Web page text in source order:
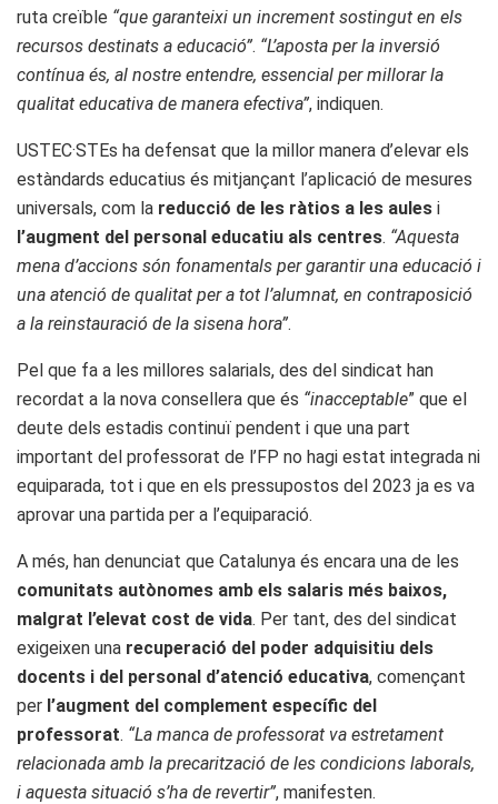
ruta creïble “que garanteixi un increment sostingut en els
recursos destinats a educació”. “L’aposta per la inversió
contínua és, al nostre entendre, essencial per millorar la
qualitat educativa de manera efectiva”, indiquen.
USTEC·STEs ha defensat que la millor manera d’elevar els
estàndards educatius és mitjançant l’aplicació de mesures
universals, com la reducció de les ràtios a les aules i
l’augment del personal educatiu als centres. “Aquesta
mena d’accions són fonamentals per garantir una educació i
una atenció de qualitat per a tot l’alumnat, en contraposició
a la reinstauració de la sisena hora”.
Pel que fa a les millores salarials, des del sindicat han
recordat a la nova consellera que és “inacceptable” que el
deute dels estadis continuï pendent i que una part
important del professorat de l’FP no hagi estat integrada ni
equiparada, tot i que en els pressupostos del 2023 ja es va
aprovar una partida per a l’equiparació.
A més, han denunciat que Catalunya és encara una de les
comunitats autònomes amb els salaris més baixos,
malgrat l’elevat cost de vida. Per tant, des del sindicat
exigeixen una recuperació del poder adquisitiu dels
docents i del personal d’atenció educativa, començant
per l’augment del complement específic del
professorat. “La manca de professorat va estretament
relacionada amb la precarització de les condicions laborals,
i aquesta situació s’ha de revertir”, manifesten.